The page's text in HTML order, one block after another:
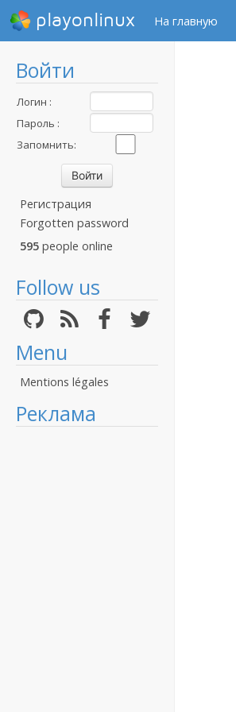
playonlinux На главную
Войти
Логин :
Пароль :
Запомнить:
Регистрация
Forgotten password
595 people online
Follow us
Menu
Mentions légales
Реклама